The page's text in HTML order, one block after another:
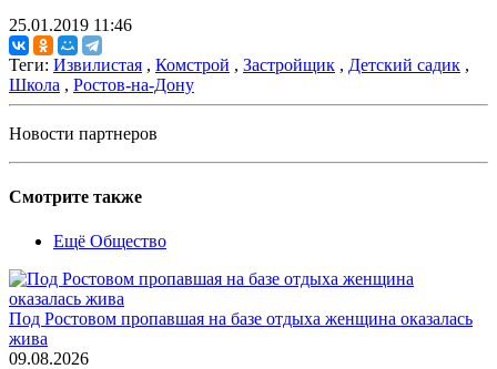
25.01.2019 11:46
Теги: Извилистая , Комстрой , Застройщик , Детский садик ,
Школа , Ростов-на-Дону
Новости партнеров
Смотрите также
Ещё Общество
Под Ростовом пропавшая на базе отдыха женщина оказалась
жива
09.08.2026